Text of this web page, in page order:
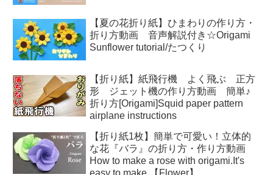
【夏の花折り紙】ひまわりの作り方・
折り方動画 音声解説付き☆Origami
Sunflower tutorial/たつくり
【折り紙】紙飛行機 よく飛ぶ 正方
形 ジェット機の作り方動画 簡単♪
折り方[Origami]Squid paper pattern
airplane instructions
【折り紙1枚】簡単で可愛い！立体的
な花『バラ』の折り方・作り方動画
How to make a rose with origami.It's
easy to make.【Flower】